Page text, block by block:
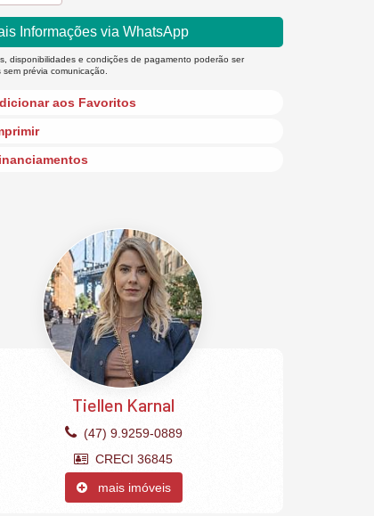
Informações via WhatsApp
disponibilidades e condições de pagamento poderão ser
sem prévia comunicação.
aos Favoritos
Tiellen Karnal
(47) 9.9259-0889
CRECI 36845
mais imóveis